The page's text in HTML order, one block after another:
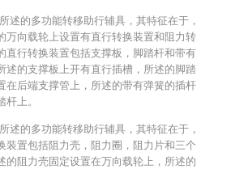
述的多功能转移助行辅具，其特征在于，
万向载轮上设置有直行转换装置和阻力转
直行转换装置包括支撑板，脚踏杆和带有
述的支撑板上开有直行插槽，所述的脚踏
在后端支撑管上，所述的带有弹簧的插杆
杆上。
述的多功能转移助行辅具，其特征在于，
装置包括阻力壳，阻力圈，阻力片和三个
的阻力壳固定设置在万向载轮上，所述的